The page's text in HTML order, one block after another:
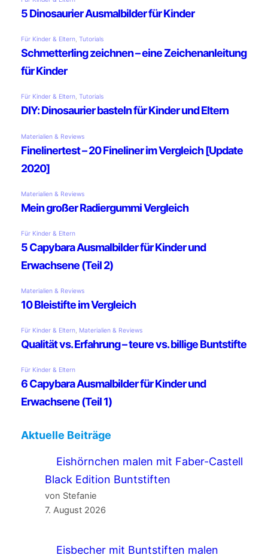
Aktuelle Beiträge
Eishörnchen malen mit Faber-Castell
Black Edition Buntstiften
von Stefanie
7. August 2026
Eisbecher mit Buntstiften malen